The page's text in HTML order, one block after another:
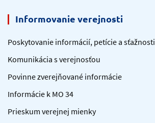
Informovanie verejnosti
Poskytovanie informácií, petície a sťažnosti
Komunikácia s verejnosťou
Povinne zverejňované informácie
Informácie k MO 34
Prieskum verejnej mienky